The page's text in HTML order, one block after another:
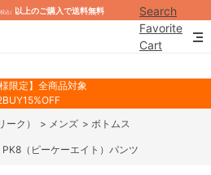
税込） 以上のご購入で送料無料
Search
Favorite
Cart
様限定】全商品対象
ク） > メンズ > ボトムス
（ピーケーエイト）パンツ